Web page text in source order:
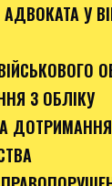
У
З ОБЛІКУ